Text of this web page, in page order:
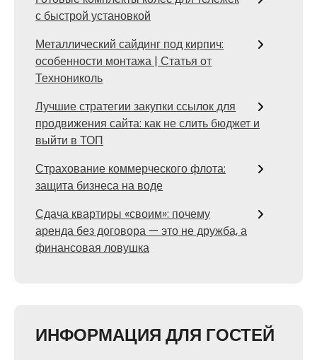
с быстрой установкой
Металлический сайдинг под кирпич:
особенности монтажа | Статья от
Технониколь
Лучшие стратегии закупки ссылок для
продвижения сайта: как не слить бюджет и
выйти в ТОП
Страхование коммерческого флота:
защита бизнеса на воде
Сдача квартиры «своим»: почему
аренда без договора — это не дружба, а
финансовая ловушка
ИНФОРМАЦИЯ ДЛЯ ГОСТЕЙ